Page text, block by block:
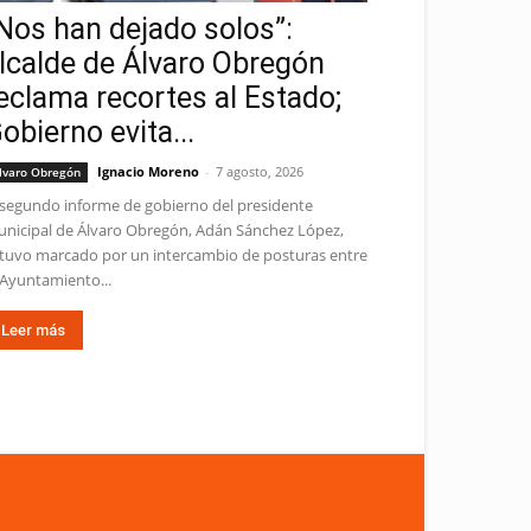
han dejado solos”:
de Álvaro Obregón
recortes al Estado;
evita...
Obregón Ignacio Moreno - 7 agosto, 2026
informe de gobierno del presidente
de Álvaro Obregón, Adán Sánchez López,
marcado por un intercambio de posturas entre
Leer más